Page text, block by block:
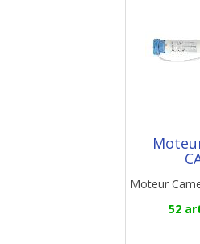
Moteur
52